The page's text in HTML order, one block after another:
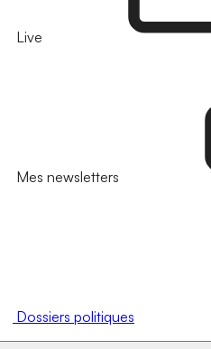
Live
Mes newsletters
Dossiers politiques